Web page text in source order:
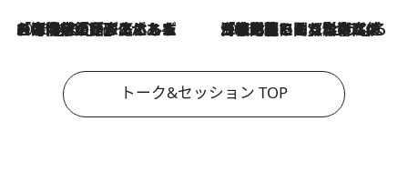
2026.8.3
「今後値上げがあるとすれば…」「リスクがあるのは今年の冬」エネルギー専門家が語る、ホルムズ海峡封鎖が家庭にもたらす“ある心配” 2026.8.3
「住宅建てられない…」「サーチャージ料の高値が続いている」ホルムズ海峡封鎖による影響はいつまで続く？《エネルギー専門家に聞く“どうなる日本の暮らし”》
トーク&セッション TOP